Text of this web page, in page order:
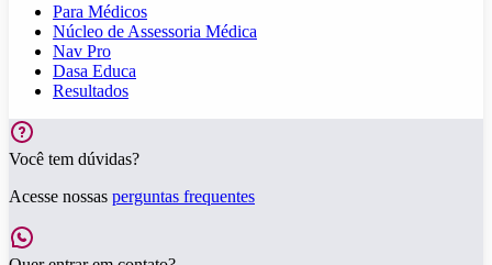
Para Médicos
Núcleo de Assessoria Médica
Nav Pro
Dasa Educa
Resultados
Você tem dúvidas?
Acesse nossas perguntas frequentes